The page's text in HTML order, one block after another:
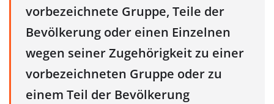
vorbezeichnete Gruppe, Teile der
Bevölkerung oder einen Einzelnen
wegen seiner Zugehörigkeit zu einer
vorbezeichneten Gruppe oder zu
einem Teil der Bevölkerung